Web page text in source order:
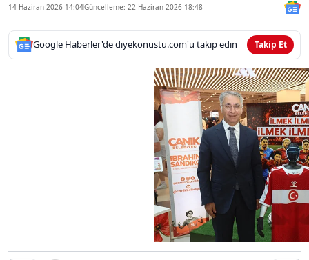
14 Haziran 2026 14:04Güncelleme: 22 Haziran 2026 18:48
Google Haberler'de diyekonustu.com'u takip edin Takip Et